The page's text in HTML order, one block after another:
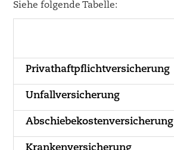
Siehe folgende Tabelle:
Privathaftpflichtversicherung
Unfallversicherung
Abschiebekostenversicherung
Krankenversicherung